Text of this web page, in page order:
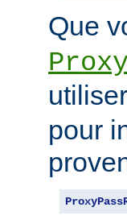
Que
pour